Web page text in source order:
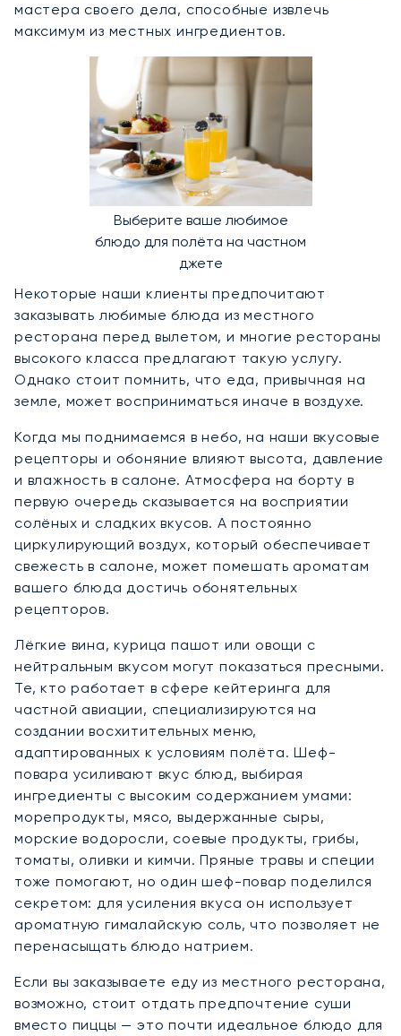
мастера своего дела, способные извлечь
максимум из местных ингредиентов.
Выберите ваше любимое
блюдо для полёта на частном
джете
Некоторые наши клиенты предпочитают
заказывать любимые блюда из местного
ресторана перед вылетом, и многие рестораны
высокого класса предлагают такую услугу.
Однако стоит помнить, что еда, привычная на
земле, может восприниматься иначе в воздухе.
Когда мы поднимаемся в небо, на наши вкусовые
рецепторы и обоняние влияют высота, давление
и влажность в салоне. Атмосфера на борту в
первую очередь сказывается на восприятии
солёных и сладких вкусов. А постоянно
циркулирующий воздух, который обеспечивает
свежесть в салоне, может помешать ароматам
вашего блюда достичь обонятельных
рецепторов.
Лёгкие вина, курица пашот или овощи с
нейтральным вкусом могут показаться пресными.
Те, кто работает в сфере кейтеринга для
частной авиации, специализируются на
создании восхитительных меню,
адаптированных к условиям полёта. Шеф-
повара усиливают вкус блюд, выбирая
ингредиенты с высоким содержанием умами:
морепродукты, мясо, выдержанные сыры,
морские водоросли, соевые продукты, грибы,
томаты, оливки и кимчи. Пряные травы и специи
тоже помогают, но один шеф-повар поделился
секретом: для усиления вкуса он использует
ароматную гималайскую соль, что позволяет не
перенасыщать блюдо натрием.
Если вы заказываете еду из местного ресторана,
возможно, стоит отдать предпочтение суши
вместо пиццы — это почти идеальное блюдо для